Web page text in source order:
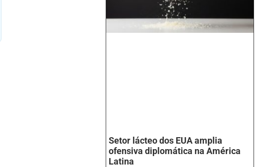
Setor lácteo dos EUA amplia
ofensiva diplomática na América
Latina